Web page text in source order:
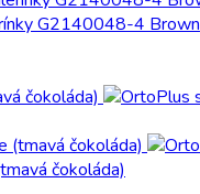
G2140048-4 Brown
čokoláda)